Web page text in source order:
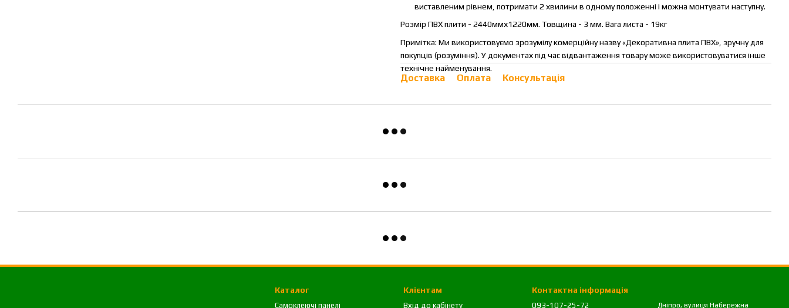
виставленим рівнем, потримати 2 хвилини в одному положенні і можна монтувати наступну.
Розмір ПВХ плити - 2440ммх1220мм. Товщина - 3 мм. Вага листа - 19кг
Примітка: Ми використовуємо зрозумілу комерційну назву «Декоративна плита ПВХ», зручну для
покупців (розуміння). У документах під час відвантаження товару може використовуватися інше
технічне найменування.
Доставка Оплата Консультація
Каталог
Самоклеючі панелі
Клієнтам
Вхід до кабінету
Контактна інформація
093-107-25-72 Дніпро, вулиця Набережна